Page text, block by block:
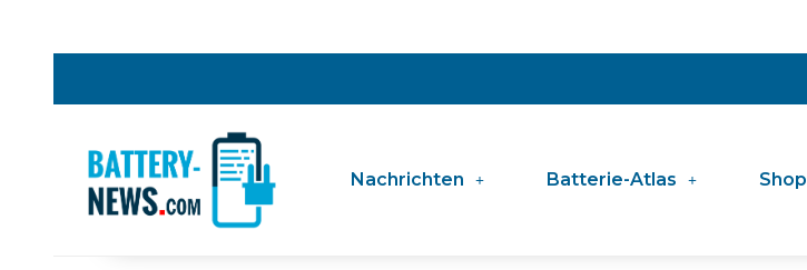
Nachrichten Batterie-Atlas Shop